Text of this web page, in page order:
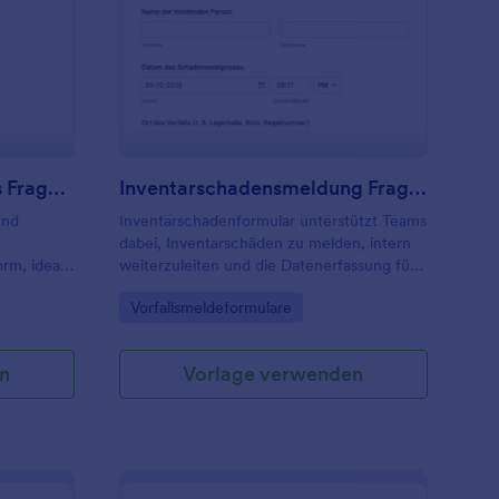
Kunst Inventarverzeichnis Fragebogen
ideal
Inventarschadensmeldung Fragebogen 🎯
Inventarschadenformular unterstützt Teams
dabei, Inventarschäden zu melden, intern
weiterzuleiten und die Datenerfassung für
organisieren.
Go to Category:
Vorfallsmeldeformulare
Vorlage verwenden